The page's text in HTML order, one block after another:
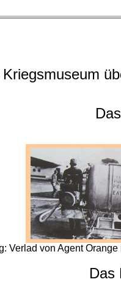
Kriegsmuseum
Verlad von Agent
Das